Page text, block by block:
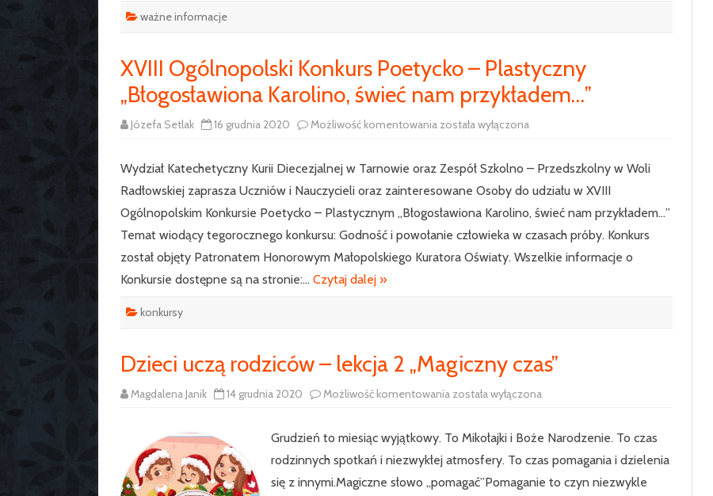
ważne informacje
XVIII Ogólnopolski Konkurs Poetycko – Plastyczny
„Błogosławiona Karolino, świeć nam przykładem…”
Józefa Setlak 16 grudnia 2020 Możliwość komentowania XVIII
Ogólnopolski
–
Plastyczny
„Błogosławiona
świeć
przykładem…”
została wyłączona
Wydział Katechetyczny Kurii Diecezjalnej w Tarnowie oraz Zespół Szkolno – Przedszkolny w Woli
Radłowskiej zaprasza Uczniów i Nauczycieli oraz zainteresowane Osoby do udziału w XVIII
Ogólnopolskim Konkursie Poetycko – Plastycznym „Błogosławiona Karolino, świeć nam przykładem…”
Temat wiodący tegorocznego konkursu: Godność i powołanie człowieka w czasach próby. Konkurs
został objęty Patronatem Honorowym Małopolskiego Kuratora Oświaty. Wszelkie informacje o
Konkursie dostępne są na stronie:… Czytaj dalej »
konkursy
Dzieci uczą rodziców – lekcja 2 „Magiczny czas”
Magdalena Janik 14 grudnia 2020 Możliwość komentowania Dzieci
lekcja
„Magiczny
została wyłączona
Grudzień to miesiąc wyjątkowy. To Mikołajki i Boże Narodzenie. To czas
rodzinnych spotkań i niezwykłej atmosfery. To czas pomagania i dzielenia
się z innymi.Magiczne słowo „pomagać”Pomaganie to czyn niezwykle